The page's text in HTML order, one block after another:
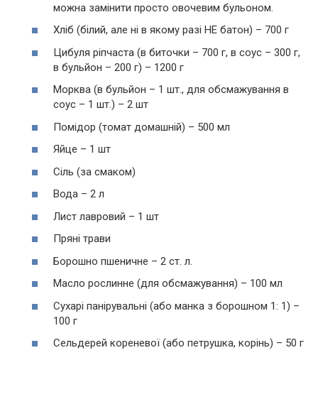
можна замінити просто овочевим бульоном.
Хліб (білий, але ні в якому разі НЕ батон) – 700 г
Цибуля ріпчаста (в биточки – 700 г, в соус – 300 г,
в бульйон – 200 г) – 1200 г
Морква (в бульйон – 1 шт., для обсмажування в
соус – 1 шт.) – 2 шт
Помідор (томат домашній) – 500 мл
Яйце – 1 шт
Сіль (за смаком)
Вода – 2 л
Лист лавровий – 1 шт
Пряні трави
Борошно пшеничне – 2 ст. л.
Масло рослинне (для обсмажування) – 100 мл
Сухарі панірувальні (або манка з борошном 1: 1) –
100 г
Сельдерей кореневої (або петрушка, корінь) – 50 г